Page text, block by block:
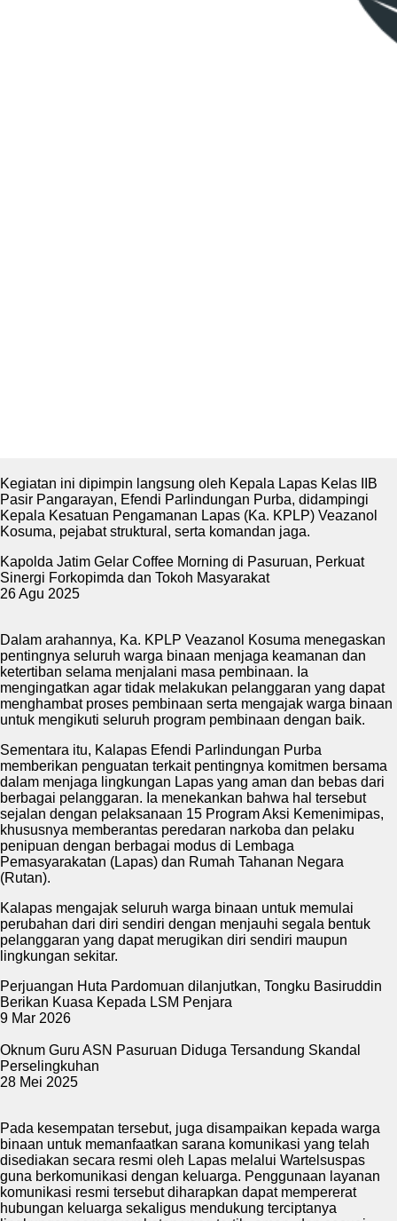
Kegiatan ini dipimpin langsung oleh Kepala Lapas Kelas IIB
Pasir Pangarayan, Efendi Parlindungan Purba, didampingi
Kepala Kesatuan Pengamanan Lapas (Ka. KPLP) Veazanol
Kosuma, pejabat struktural, serta komandan jaga.
Kapolda Jatim Gelar Coffee Morning di Pasuruan, Perkuat
Sinergi Forkopimda dan Tokoh Masyarakat
26 Agu 2025
Dalam arahannya, Ka. KPLP Veazanol Kosuma menegaskan
pentingnya seluruh warga binaan menjaga keamanan dan
ketertiban selama menjalani masa pembinaan. Ia
mengingatkan agar tidak melakukan pelanggaran yang dapat
menghambat proses pembinaan serta mengajak warga binaan
untuk mengikuti seluruh program pembinaan dengan baik.
Sementara itu, Kalapas Efendi Parlindungan Purba
memberikan penguatan terkait pentingnya komitmen bersama
dalam menjaga lingkungan Lapas yang aman dan bebas dari
berbagai pelanggaran. Ia menekankan bahwa hal tersebut
sejalan dengan pelaksanaan 15 Program Aksi Kemenimipas,
khususnya memberantas peredaran narkoba dan pelaku
penipuan dengan berbagai modus di Lembaga
Pemasyarakatan (Lapas) dan Rumah Tahanan Negara
(Rutan).
Kalapas mengajak seluruh warga binaan untuk memulai
perubahan dari diri sendiri dengan menjauhi segala bentuk
pelanggaran yang dapat merugikan diri sendiri maupun
lingkungan sekitar.
Perjuangan Huta Pardomuan dilanjutkan, Tongku Basiruddin
Berikan Kuasa Kepada LSM Penjara
9 Mar 2026
Oknum Guru ASN Pasuruan Diduga Tersandung Skandal
Perselingkuhan
28 Mei 2025
Pada kesempatan tersebut, juga disampaikan kepada warga
binaan untuk memanfaatkan sarana komunikasi yang telah
disediakan secara resmi oleh Lapas melalui Wartelsuspas
guna berkomunikasi dengan keluarga. Penggunaan layanan
komunikasi resmi tersebut diharapkan dapat mempererat
hubungan keluarga sekaligus mendukung terciptanya